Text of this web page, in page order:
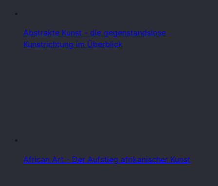
Abstrakte Kunst - die gegenstandslose
Kunstrichtung im Überblick
African Art - Der Aufstieg afrikanischer Kunst